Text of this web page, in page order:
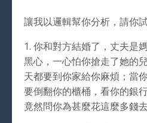
讓我以邏輯幫你分析，請你
1. 你和對方結婚了，丈夫是
黑心，一心怕你搶走了她的
天都要到你家給你麻煩；當
要倒翻你的櫃桶，看你的銀
竟然問你為甚麼花這麼多錢去